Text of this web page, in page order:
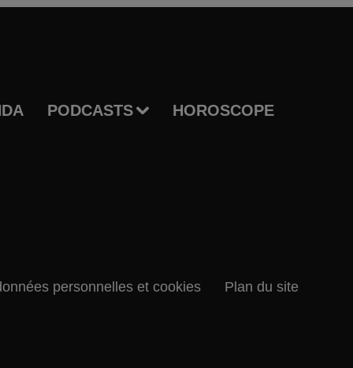
PODCASTS HOROSCOPE
personnelles et cookies Plan du site